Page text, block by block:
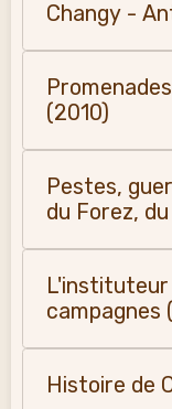
Changy -
(2010)
Pestes,
du Forez,
L'instituteur
campagnes
Histoire de